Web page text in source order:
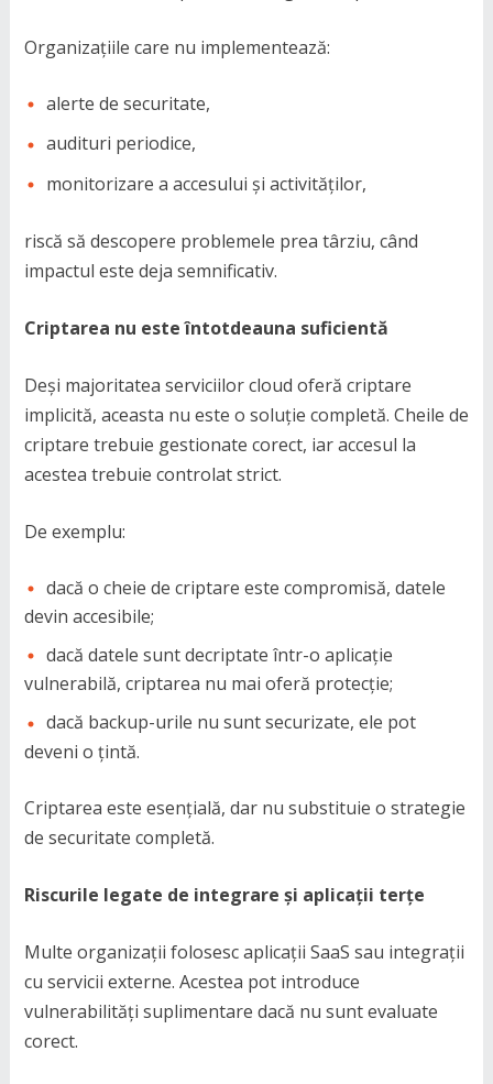
Organizațiile care nu implementează:
alerte de securitate,
audituri periodice,
monitorizare a accesului și activităților,
riscă să descopere problemele prea târziu, când
impactul este deja semnificativ.
Criptarea nu este întotdeauna suficientă
Deși majoritatea serviciilor cloud oferă criptare
implicită, aceasta nu este o soluție completă. Cheile de
criptare trebuie gestionate corect, iar accesul la
acestea trebuie controlat strict.
De exemplu:
dacă o cheie de criptare este compromisă, datele
devin accesibile;
dacă datele sunt decriptate într-o aplicație
vulnerabilă, criptarea nu mai oferă protecție;
dacă backup-urile nu sunt securizate, ele pot
deveni o țintă.
Criptarea este esențială, dar nu substituie o strategie
de securitate completă.
Riscurile legate de integrare și aplicații terțe
Multe organizații folosesc aplicații SaaS sau integrații
cu servicii externe. Acestea pot introduce
vulnerabilități suplimentare dacă nu sunt evaluate
corect.